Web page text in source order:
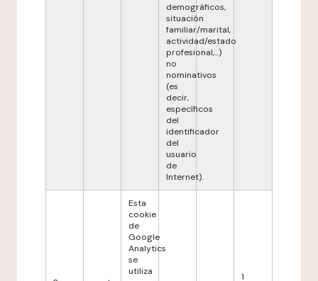
demográficos,
situación
familiar/marital,
actividad/estado
profesional,...)
no
nominativos
(es
decir,
específicos
del
identificador
del
usuario
de
Internet).
Esta
cookie
de
Google
Analytics
se
utiliza
1